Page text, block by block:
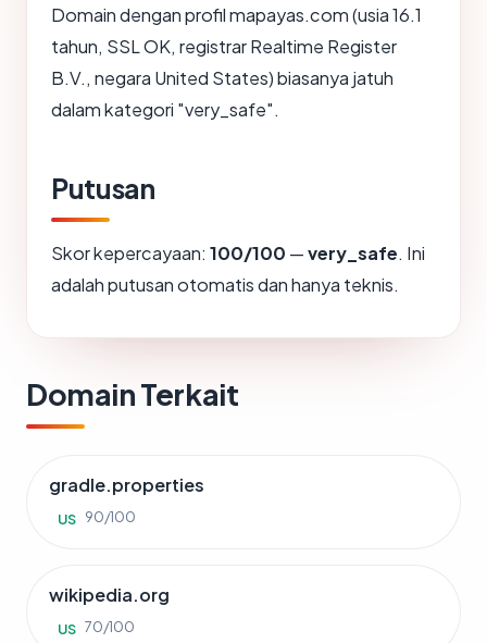
Domain dengan profil mapayas.com (usia 16.1
tahun, SSL OK, registrar Realtime Register
B.V., negara United States) biasanya jatuh
dalam kategori "very_safe".
Putusan
Skor kepercayaan: 100/100 —very_safe. Ini
adalah putusan otomatis dan hanya teknis.
Domain Terkait
gradle.properties
US 90/100
wikipedia.org
US 70/100